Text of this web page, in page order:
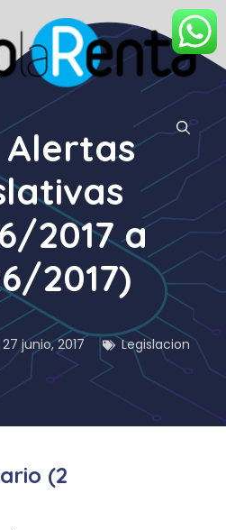
Alertas
2017 a
2017)
27 junio, 2017 Legislacion
(2